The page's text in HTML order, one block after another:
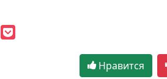
Нравится